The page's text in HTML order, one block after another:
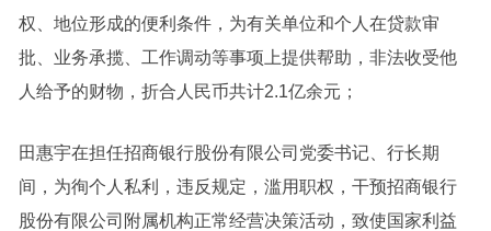
权、地位形成的便利条件，为有关单位和个人在贷款审
批、业务承揽、工作调动等事项上提供帮助，非法收受他
人给予的财物，折合人民币共计2.1亿余元；
田惠宇在担任招商银行股份有限公司党委书记、行长期
间，为徇个人私利，违反规定，滥用职权，干预招商银行
股份有限公司附属机构正常经营决策活动，致使国家利益